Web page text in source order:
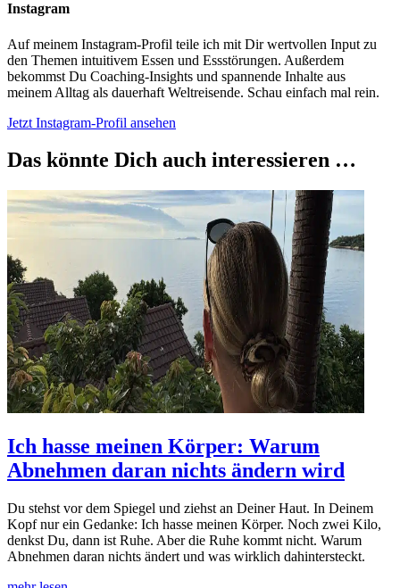
Instagram
Auf meinem Instagram-Profil teile ich mit Dir wertvollen Input zu
den Themen intuitivem Essen und Essstörungen. Außerdem
bekommst Du Coaching-Insights und spannende Inhalte aus
meinem Alltag als dauerhaft Weltreisende. Schau einfach mal rein.
Jetzt Instagram-Profil ansehen
Das könnte Dich auch interessieren …
Ich hasse meinen Körper: Warum
Abnehmen daran nichts ändern wird
Du stehst vor dem Spiegel und ziehst an Deiner Haut. In Deinem
Kopf nur ein Gedanke: Ich hasse meinen Körper. Noch zwei Kilo,
denkst Du, dann ist Ruhe. Aber die Ruhe kommt nicht. Warum
Abnehmen daran nichts ändert und was wirklich dahintersteckt.